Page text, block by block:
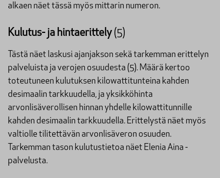
alkaen näet tässä myös mittarin numeron.
Kulutus- ja hintaerittely (5)
Tästä näet laskusi ajanjakson sekä tarkemman erittelyn
palveluista ja verojen osuudesta (5). Määrä kertoo
toteutuneen kulutuksen kilowattitunteina kahden
desimaalin tarkkuudella, ja yksikköhinta
arvonlisäverollisen hinnan yhdelle kilowattitunnille
kahden desimaalin tarkkuudella. Erittelystä näet myös
valtiolle tilitettävän arvonlisäveron osuuden.
Tarkemman tason kulutustietoa näet Elenia Aina -
palvelusta.